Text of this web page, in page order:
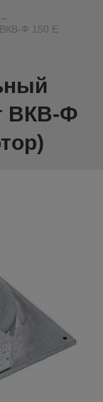
ВКВ-Ф 150 Е
ВКВ-Ф